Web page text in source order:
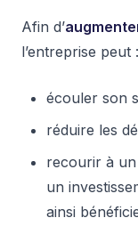
Afin d’
l’entreprise peut :
écouler son
réduire les
recourir à
un
ainsi